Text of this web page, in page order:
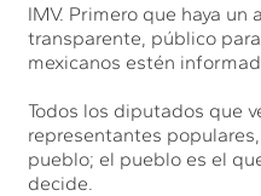
IMV. Primero que haya
transparente, público
mexicanos estén
Todos los diputados que
representantes
pueblo; el pueblo es el
decide.